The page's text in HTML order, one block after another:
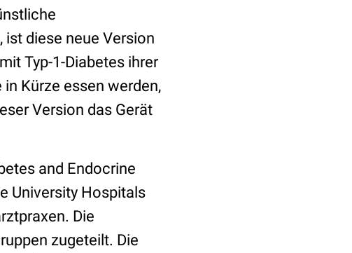
ist diese neue Version
Typ-1-Diabetes ihrer
Kürze essen werden,
Version das Gerät
and Endocrine
University Hospitals
Die
zugeteilt. Die